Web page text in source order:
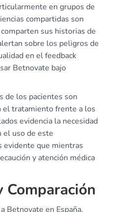
en grupos de
compartidas son
sus historias de
sobre los peligros de
en el feedback
Betnovate bajo
de los pacientes son
el tratamiento frente a los
evidencia la necesidad
el uso de este
evidente que mientras
y atención médica
Betnovate en España,